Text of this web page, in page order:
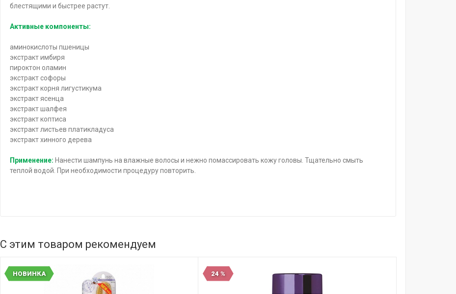
блестящими и быстрее растут.
Активные компоненты:
аминокислоты пшеницы
экстракт имбиря
пироктон оламин
экстракт софоры
экстракт корня лигустикума
экстракт ясенца
экстракт шалфея
экстракт коптиса
экстракт листьев платикладуса
экстракт хинного дерева
Применение: Нанести шампунь на влажные волосы и нежно помассировать кожу головы. Тщательно смыть
теплой водой. При необходимости процедуру повторить.
С этим товаром рекомендуем
НОВИНКА 24 %